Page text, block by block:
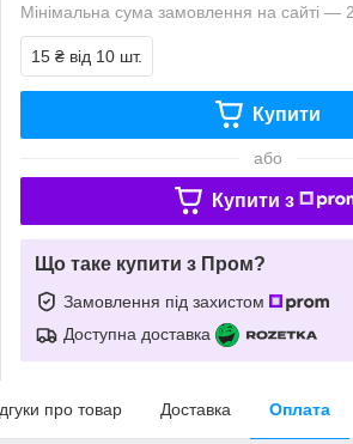
Мінімальна сума замовлення на сайті —
15 ₴ від 10 шт.
Купити
або
Купити з
Що таке купити з Пром?
Замовлення під захистом
Доступна доставка
про товар Доставка Оплата